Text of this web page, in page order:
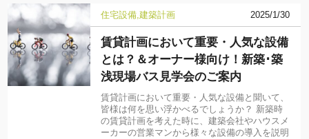
住宅設備 建築計画 2025/1/30
賃貸計画において重要・人気な設備
とは？＆オーナー様向け！新築･築
浅現場バス見学会のご案内
賃貸計画において重要・人気な設備と聞いて、
皆様は何を思い浮かべるでしょうか？ 新築時
の賃貸計画を考えた時に、建築会社やハウスメ
ーカーの営業マンから様々な設備の導入を説明